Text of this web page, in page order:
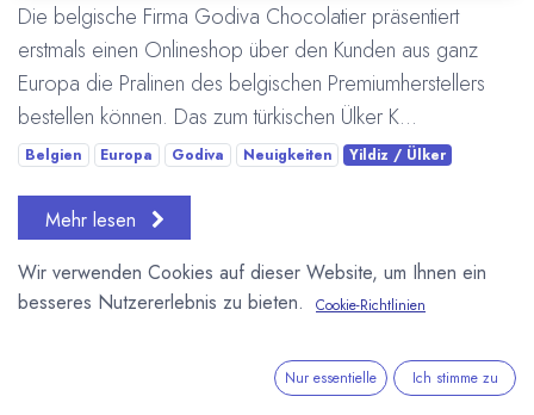
Die belgische Firma Godiva Chocolatier präsentiert
erstmals einen Onlineshop über den Kunden aus ganz
Europa die Pralinen des belgischen Premiumherstellers
bestellen können. Das zum türkischen Ülker K...
Belgien Europa Godiva Neuigkeiten Yildiz / Ülker
Mehr lesen
Yildiz / Ülker übernimmt Godiva für
Wir verwenden Cookies auf dieser Website, um Ihnen ein
besseres Nutzererlebnis zu bieten.
Cookie-Richtlinien
Nur essentielle Ich stimme zu